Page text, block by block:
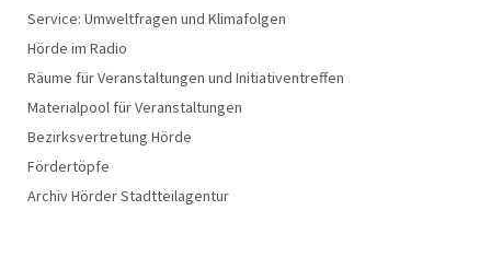
Service: Umweltfragen und Klimafolgen
Hörde im Radio
Räume für Veranstaltungen und Initiativentreffen
Materialpool für Veranstaltungen
Bezirksvertretung Hörde
Fördertöpfe
Archiv Hörder Stadtteilagentur